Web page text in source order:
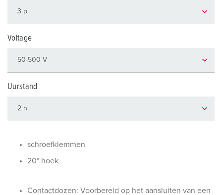
Voltage
Uurstand
schroefklemmen
20° hoek
Contactdozen: Voorbereid op het aansluiten van een